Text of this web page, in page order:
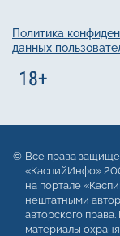
Политика
данных
Все права
«КаспийИнфо»
на портале
нештатными
авторского
материалы